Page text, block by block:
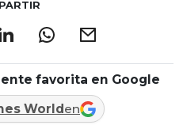
favorita en Google
Worlden